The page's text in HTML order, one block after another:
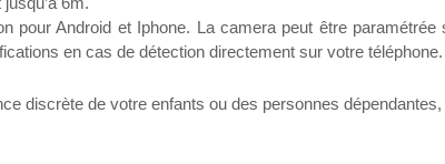
pour Android et Iphone. La camera peut être
en cas de détection directement sur votre téléphone.
discrète de votre enfants ou des personnes